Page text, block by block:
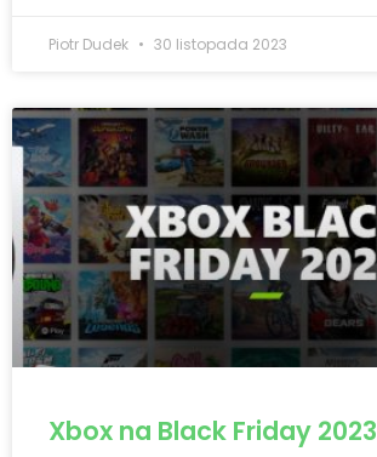
Piotr Dudek 30 listopada 2023
Xbox na Black Friday 2023